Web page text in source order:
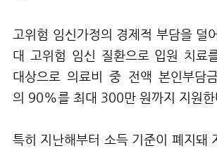
고위험 임신가정의 경제적 부담을 덜
대 고위험 임신 질환으로 입원 치료
대상으로 의료비 중 전액 본인부담
의 90%를 최대 300만 원까지 지원
특히 지난해부터 소득 기준이 폐지돼